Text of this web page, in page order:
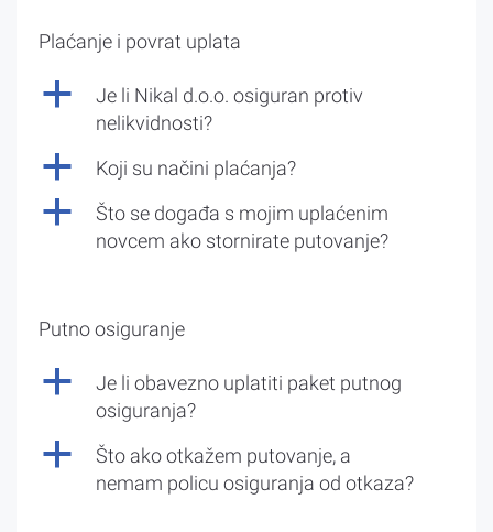
Plaćanje i povrat uplata
a
Je li Nikal d.o.o. osiguran protiv
nelikvidnosti?
a Koji su načini plaćanja?
a
Što se događa s mojim uplaćenim
novcem ako stornirate putovanje?
Putno osiguranje
a
Je li obavezno uplatiti paket putnog
osiguranja?
a
Što ako otkažem putovanje, a
nemam policu osiguranja od otkaza?